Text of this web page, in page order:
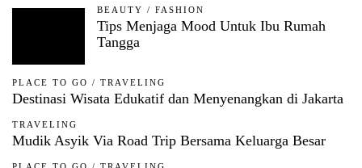
BEAUTY / FASHION
Tips Menjaga Mood Untuk Ibu Rumah
Tangga
PLACE TO GO / TRAVELING
Destinasi Wisata Edukatif dan Menyenangkan di Jakarta
TRAVELING
Mudik Asyik Via Road Trip Bersama Keluarga Besar